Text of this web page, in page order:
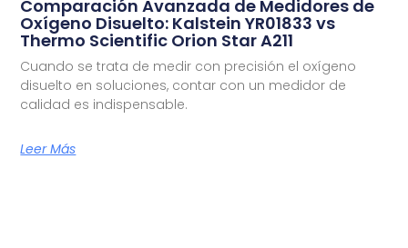
Comparación Avanzada de Medidores de
Oxígeno Disuelto: Kalstein YR01833 vs
Thermo Scientific Orion Star A211
Cuando se trata de medir con precisión el oxígeno
disuelto en soluciones, contar con un medidor de
calidad es indispensable.
Leer Más